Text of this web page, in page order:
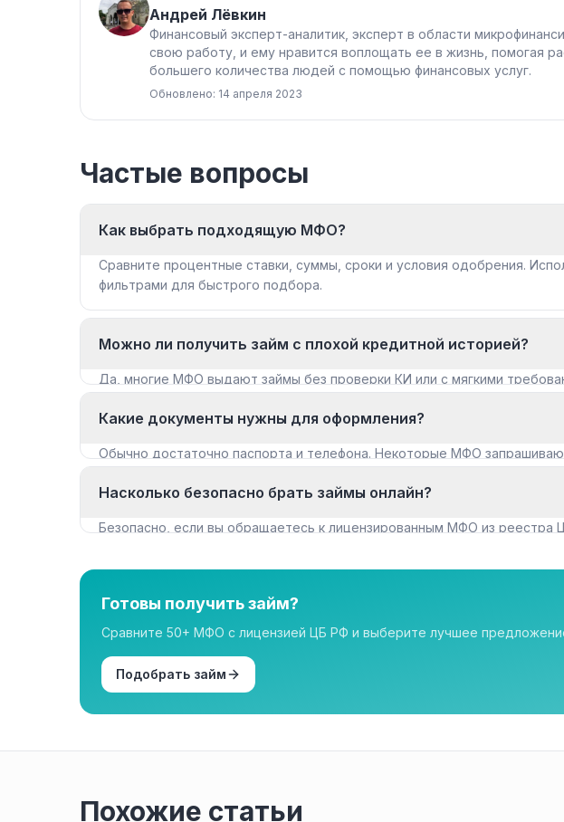
Андрей Лёвкин
Финансовый эксперт-аналитик, эксперт в области
свою работу, и ему нравится воплощать ее в жизнь, помогая
большего количества людей с помощью финансовых услуг.
Обновлено: 14 апреля 2023
Частые вопросы
Как выбрать подходящую МФО?
Сравните процентные ставки, суммы, сроки и условия одобрения.
фильтрами для быстрого подбора.
Можно ли получить займ с плохой кредитной историей?
Да, многие МФО выдают займы без проверки КИ или с мягкими
Какие документы нужны для оформления?
Обычно достаточно паспорта и телефона. Некоторые МФО
Насколько безопасно брать займы онлайн?
Безопасно, если вы обращаетесь к лицензированным МФО из реестра
Готовы получить займ?
Сравните 50+ МФО с лицензией ЦБ РФ и выберите лучшее
Подобрать займ
Похожие статьи